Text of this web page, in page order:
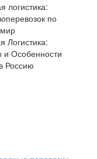
логистика:
по
Логистика:
и Особенности
Россию